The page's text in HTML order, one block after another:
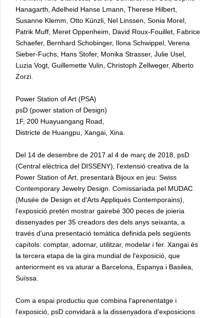
Hanagarth, Adelheid Hanse Lmann, Therese Hilbert,
Susanne Klemm, Otto Künzli, Nel Linssen, Sonia Morel,
Patrik Muff, Meret Oppenheim, David Roux-Fouillet, Fabrice
Schaefer, Bernhard Schobinger, Ilona Schwippel, Verena
Sieber-Fuchs, Hans Stofer, Monika Strasser, Julie Usel,
Luzia Vogt, Guillemette Vulin, Christoph Zellweger, Alberto
Zorzi.
Power Station of Art (PSA)
psD (power station of Design)
1F, 200 Huayuangang Road,
Districte de Huangpu, Xangai, Xina.
Del 14 de desembre de 2017 al 4 de març de 2018, psD
(Central elèctrica del DISSENY), l'extensió creativa de la
Power Station of Art, presentarà Bijoux en jeu: Swiss
Contemporary Jewelry Design. Comissariada pel MUDAC
(Musée de Design et d'Arts Appliqués Contemporains),
l'exposició pretén mostrar gairebé 300 peces de joieria
dissenyades per 35 creadors des dels anys seixanta, a
través d'una presentació temàtica definida pels següents
capítols: comptar, adornar, utilitzar, modelar i fer. Xangai és
la tercera etapa de la gira mundial de l'exposició, que
anteriorment es va aturar a Barcelona, Espanya i Basilea,
Suïssa.
Com a espai productiu que combina l'aprenentatge i
l'exposició, psD convidarà a la dissenyadora d'exposicions